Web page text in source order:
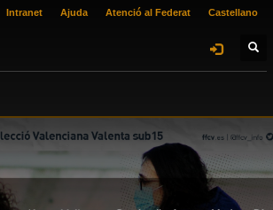
Intranet Ajuda Atenció al Federat Castellano